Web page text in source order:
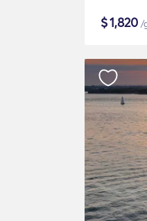
$1,820 /